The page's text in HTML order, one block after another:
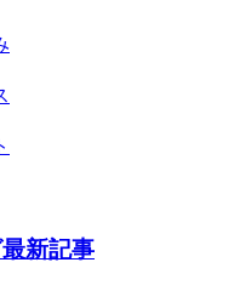
新記事